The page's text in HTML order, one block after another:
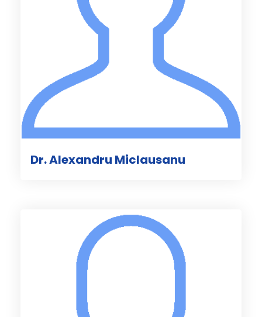
Dr. Alexandru Miclausanu